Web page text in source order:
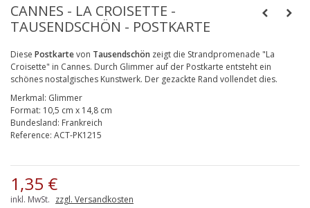
CANNES - LA CROISETTE -
TAUSENDSCHÖN - POSTKARTE
Diese Postkartevon Tausendschön zeigt die Strandpromenade "La
Croisette" in Cannes. Durch Glimmer auf der Postkarte entsteht ein
schönes nostalgisches Kunstwerk. Der gezackte Rand vollendet dies.
Merkmal: Glimmer
Format: 10,5 cm x 14,8 cm
Bundesland: Frankreich
Reference: ACT-PK1215
1,35 €
inkl. MwSt. zzgl. Versandkosten